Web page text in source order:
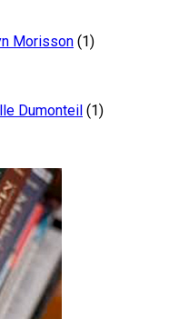
Morisson (1)
Dumonteil (1)